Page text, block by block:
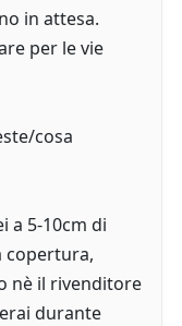
in attesa.
per le vie
cosa
a 5-10cm di
copertura,
nè il rivenditore
durante